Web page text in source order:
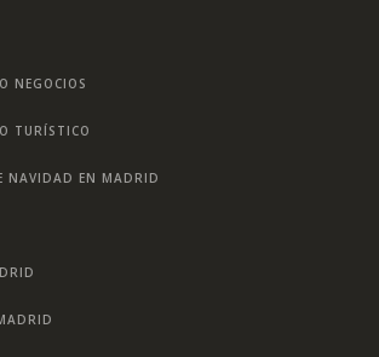
NEGOCIOS
TURÍSTICO
NAVIDAD EN MADRID